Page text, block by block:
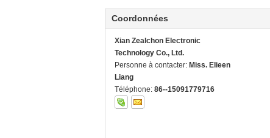
Coordonnées
Xian Zealchon Electronic
Technology Co., Ltd.
Personne à contacter: Miss. Elieen
Liang
Téléphone: 86--15091779716